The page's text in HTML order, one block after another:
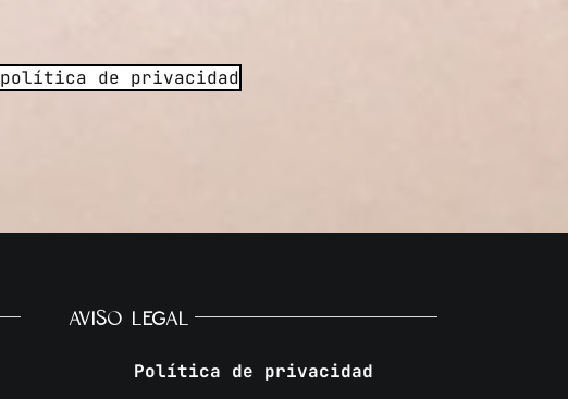
política de privacidad
AVISO LEGAL
Política de privacidad